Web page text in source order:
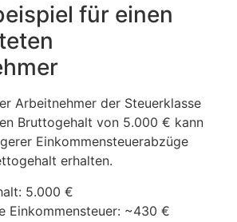
für einen
Arbeitnehmer der Steuerklasse
Bruttogehalt von 5.000 € kann
Einkommensteuerabzüge
erhalten.
5.000 €
Einkommensteuer: ~430 €